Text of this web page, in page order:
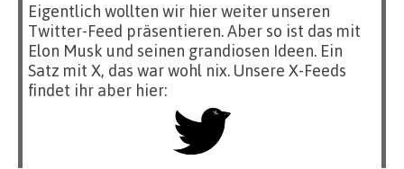
Eigentlich wollten wir hier weiter unseren
Twitter-Feed präsentieren. Aber so ist das mit
Elon Musk und seinen grandiosen Ideen. Ein
Satz mit X, das war wohl nix. Unsere X-Feeds
findet ihr aber hier: